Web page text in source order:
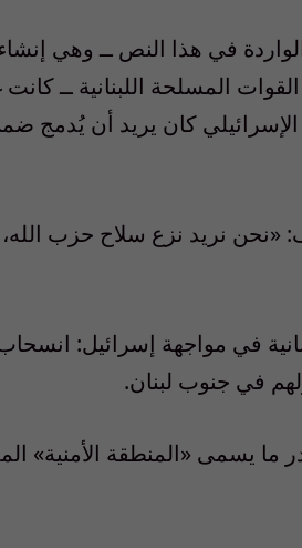
في هذا النص ــ وهي
المسلحة اللبنانية ــ كانت
الإسرائيلي كان يريد أن
نريد نزع سلاح حزب الله،
في مواجهة إسرائيل: انسحاب
في جنوب لبنان.
ما يسمى «المنطقة الأمنية»